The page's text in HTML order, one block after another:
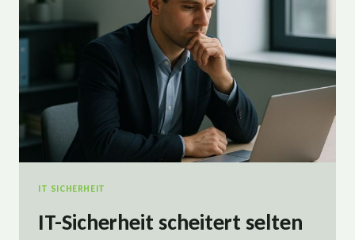
BACKUP
BRAUCHT
IT SICHERHEIT
IT-Sicherheit scheitert selten